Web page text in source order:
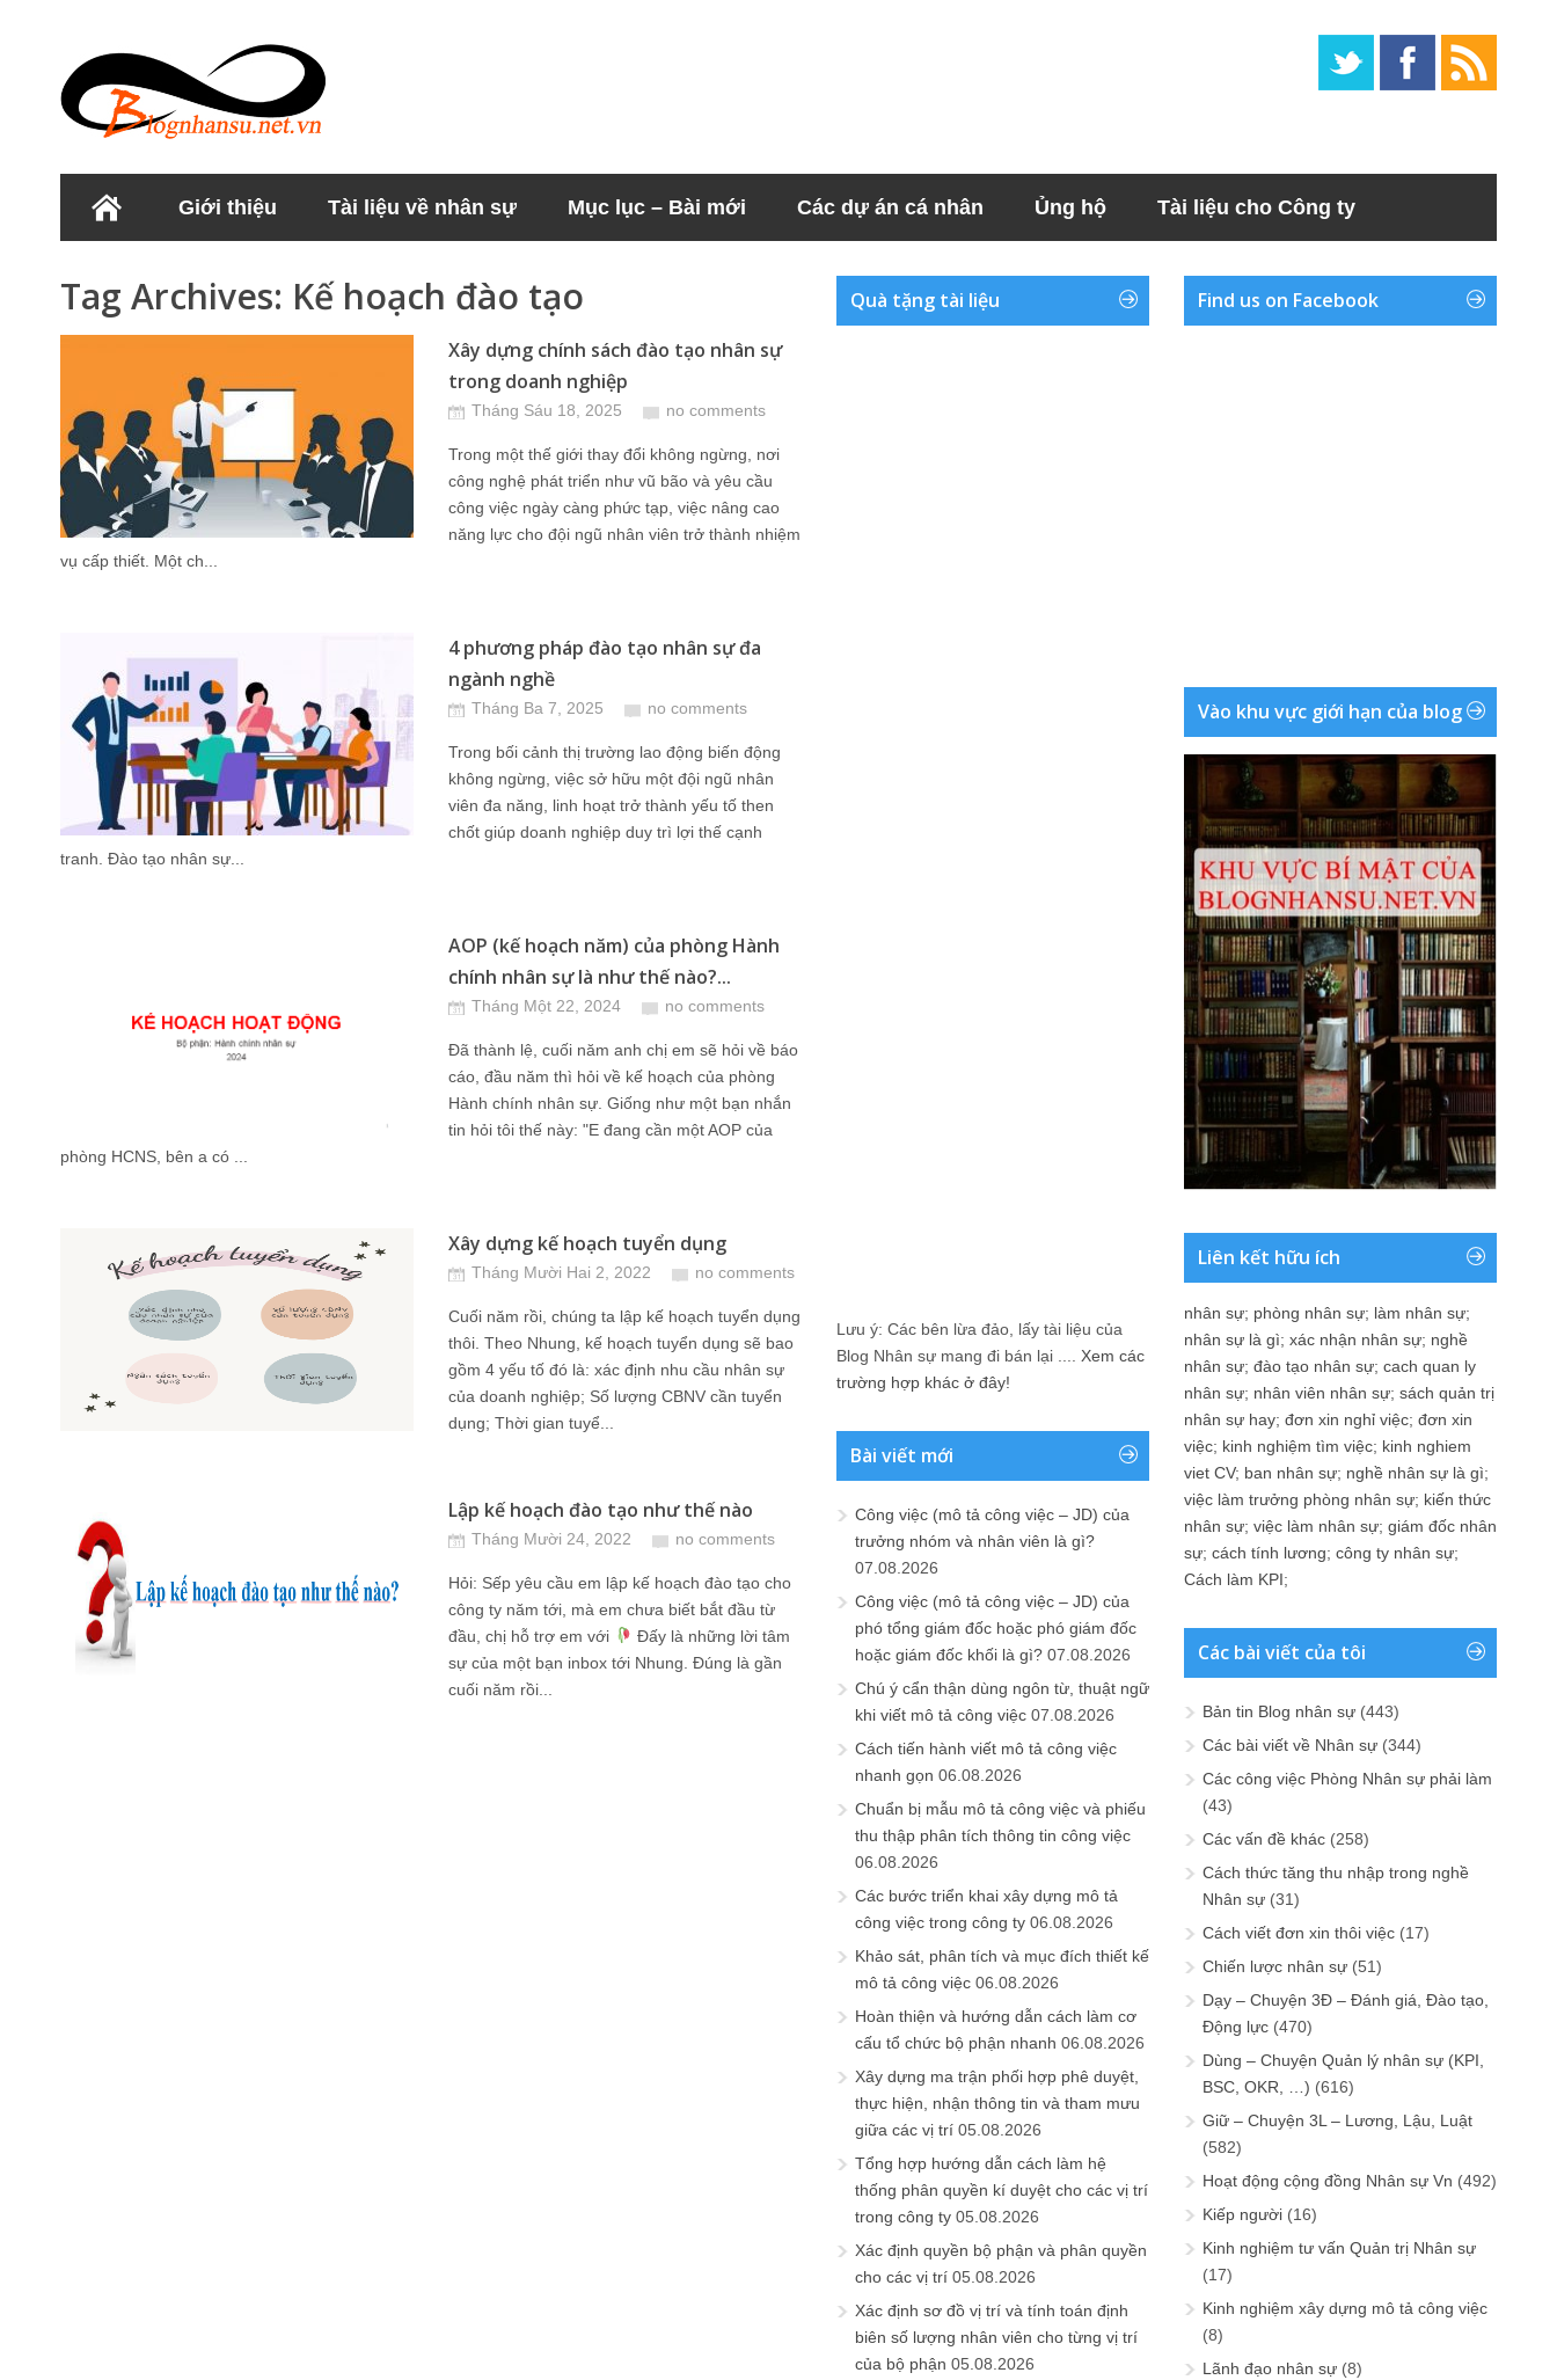
Giới thiệu Tài liệu về nhân sự Mục lục – Bài mới Các dự án cá nhân Ủng hộ Tài liệu cho Công ty
Tag Archives: Kế hoạch đào tạo
Xây dựng chính sách đào tạo nhân sự
trong doanh nghiệp
Tháng Sáu 18, 2025 no comments
Trong một thế giới thay đổi không ngừng, nơi
công nghệ phát triển như vũ bão và yêu cầu
công việc ngày càng phức tạp, việc nâng cao
năng lực cho đội ngũ nhân viên trở thành nhiệm
vụ cấp thiết. Một ch...
4 phương pháp đào tạo nhân sự đa
ngành nghề
Tháng Ba 7, 2025 no comments
Trong bối cảnh thị trường lao động biến động
không ngừng, việc sở hữu một đội ngũ nhân
viên đa năng, linh hoạt trở thành yếu tố then
chốt giúp doanh nghiệp duy trì lợi thế cạnh
tranh. Đào tạo nhân sự...
AOP (kế hoạch năm) của phòng Hành
chính nhân sự là như thế nào?...
Tháng Một 22, 2024 no comments
Đã thành lệ, cuối năm anh chị em sẽ hỏi về báo
cáo, đầu năm thì hỏi về kế hoạch của phòng
Hành chính nhân sự. Giống như một bạn nhắn
tin hỏi tôi thế này: "E đang cần một AOP của
phòng HCNS, bên a có ...
Xây dựng kế hoạch tuyển dụng
Tháng Mười Hai 2, 2022 no comments
Cuối năm rồi, chúng ta lập kế hoạch tuyển dụng
thôi. Theo Nhung, kế hoạch tuyển dụng sẽ bao
gồm 4 yếu tố đó là: xác định nhu cầu nhân sự
của doanh nghiệp; Số lượng CBNV cần tuyển
dụng; Thời gian tuyể...
Lập kế hoạch đào tạo như thế nào
Tháng Mười 24, 2022 no comments
Hỏi: Sếp yêu cầu em lập kế hoạch đào tạo cho
công ty năm tới, mà em chưa biết bắt đầu từ
đầu, chị hỗ trợ em với
Đấy là những lời tâm
sự của một bạn inbox tới Nhung. Đúng là gần
cuối năm rồi...
Quà tặng tài liệu
Lưu ý: Các bên lừa đảo, lấy tài liệu của
Blog Nhân sự mang đi bán lại .... Xem các
trường hợp khác ở đây!
Bài viết mới
Công việc (mô tả công việc – JD) của
trưởng nhóm và nhân viên là gì?
07.08.2026
Công việc (mô tả công việc – JD) của
phó tổng giám đốc hoặc phó giám đốc
hoặc giám đốc khối là gì? 07.08.2026
Chú ý cẩn thận dùng ngôn từ, thuật ngữ
khi viết mô tả công việc 07.08.2026
Cách tiến hành viết mô tả công việc
nhanh gọn 06.08.2026
Chuẩn bị mẫu mô tả công việc và phiếu
thu thập phân tích thông tin công việc
06.08.2026
Các bước triển khai xây dựng mô tả
công việc trong công ty 06.08.2026
Khảo sát, phân tích và mục đích thiết kế
mô tả công việc 06.08.2026
Hoàn thiện và hướng dẫn cách làm cơ
cấu tổ chức bộ phận nhanh 06.08.2026
Xây dựng ma trận phối hợp phê duyệt,
thực hiện, nhận thông tin và tham mưu
giữa các vị trí 05.08.2026
Tổng hợp hướng dẫn cách làm hệ
thống phân quyền kí duyệt cho các vị trí
trong công ty 05.08.2026
Xác định quyền bộ phận và phân quyền
cho các vị trí 05.08.2026
Xác định sơ đồ vị trí và tính toán định
biên số lượng nhân viên cho từng vị trí
của bộ phận 05.08.2026
Find us on Facebook
Vào khu vực giới hạn của blog
Liên kết hữu ích
nhân sự; phòng nhân sự; làm nhân sự;
nhân sự là gì; xác nhận nhân sự; nghề
nhân sự; đào tạo nhân sự; cach quan ly
nhân sự; nhân viên nhân sự; sách quản trị
nhân sự hay; đơn xin nghỉ việc; đơn xin
việc; kinh nghiệm tìm việc; kinh nghiem
viet CV; ban nhân sự; nghề nhân sự là gì;
việc làm trưởng phòng nhân sự; kiến thức
nhân sự; việc làm nhân sự; giám đốc nhân
sự; cách tính lương; công ty nhân sự;
Cách làm KPI;
Các bài viết của tôi
Bản tin Blog nhân sự (443)
Các bài viết về Nhân sự (344)
Các công việc Phòng Nhân sự phải làm
(43)
Các vấn đề khác (258)
Cách thức tăng thu nhập trong nghề
Nhân sự (31)
Cách viết đơn xin thôi việc (17)
Chiến lược nhân sự (51)
Dạy – Chuyện 3Đ – Đánh giá, Đào tạo,
Động lực (470)
Dùng – Chuyện Quản lý nhân sự (KPI,
BSC, OKR, …) (616)
Giữ – Chuyện 3L – Lương, Lậu, Luật
(582)
Hoạt động cộng đồng Nhân sự Vn (492)
Kiếp người (16)
Kinh nghiệm tư vấn Quản trị Nhân sự
(17)
Kinh nghiệm xây dựng mô tả công việc
(8)
Lãnh đạo nhân sự (8)